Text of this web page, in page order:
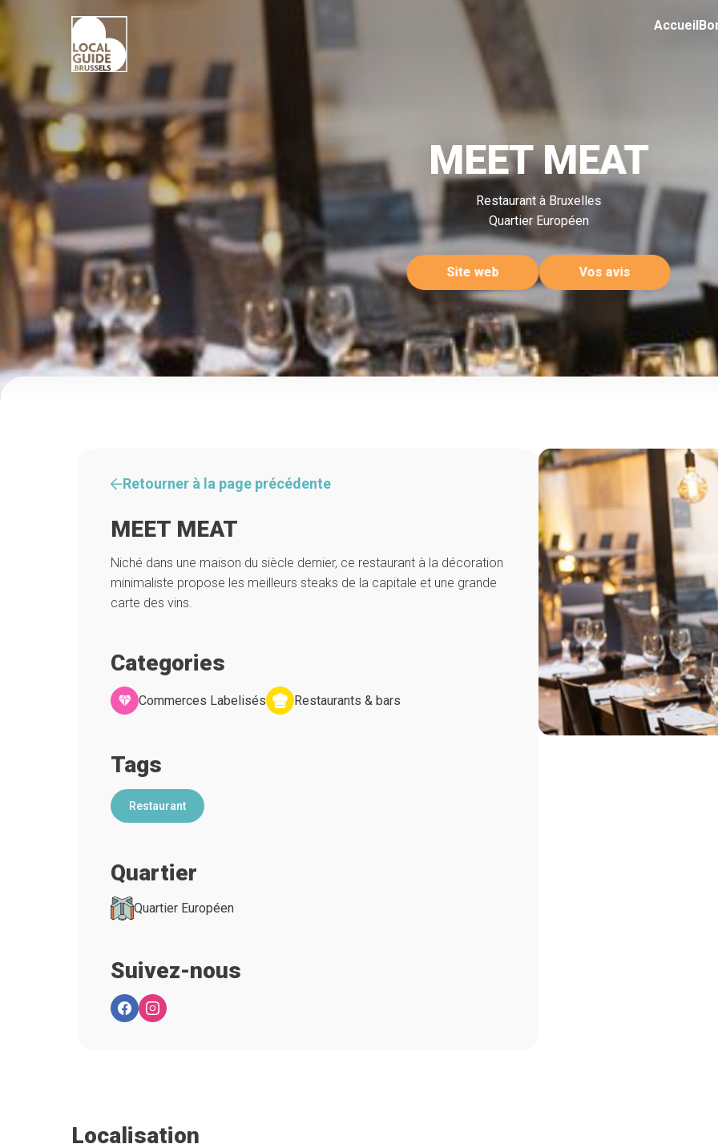
Accueil
MEET MEAT
Restaurant à Bruxelles
Quartier Européen
Site web Vos avis
Retourner à la page précédente
MEET MEAT
Niché dans une maison du siècle dernier, ce restaurant à la décoration
minimaliste propose les meilleurs steaks de la capitale et une grande
carte des vins.
Categories
Commerces Labelisés Restaurants & bars
Tags
Restaurant
Quartier
Quartier Européen
Suivez-nous
Localisation